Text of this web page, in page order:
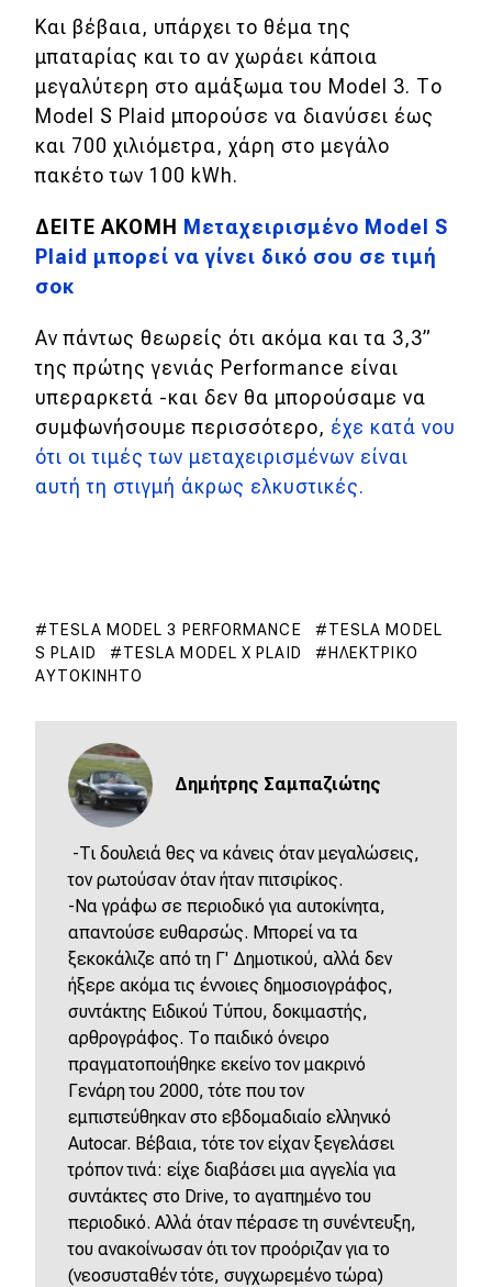
Και βέβαια, υπάρχει το θέμα της
μπαταρίας και το αν χωράει κάποια
μεγαλύτερη στο αμάξωμα του Model 3. Το
Model S Plaid μπορούσε να διανύσει έως
και 700 χιλιόμετρα, χάρη στο μεγάλο
πακέτο των 100 kWh.
ΔΕΙΤΕ ΑΚΟΜΗ
Μεταχειρισμένο Model S
Plaid μπορεί να γίνει δικό σου σε τιμή
σοκ
Αν πάντως θεωρείς ότι ακόμα και τα 3,3”
της πρώτης γενιάς Performance είναι
υπεραρκετά -και δεν θα μπορούσαμε να
συμφωνήσουμε περισσότερο, έχε κατά νου
ότι οι τιμές των μεταχειρισμένων είναι
αυτή τη στιγμή άκρως ελκυστικές.
TESLA MODEL 3 PERFORMANCE
TESLA MODEL
S PLAID
TESLA MODEL X PLAID
ΗΛΕΚΤΡΙΚΌ
ΑΥΤΟΚΊΝΗΤΟ
Δημήτρης Σαμπαζιώτης
-Τι δουλειά θες να κάνεις όταν μεγαλώσεις,
τον ρωτούσαν όταν ήταν πιτσιρίκος.
-Να γράφω σε περιοδικό για αυτοκίνητα,
απαντούσε ευθαρσώς. Μπορεί να τα
ξεκοκάλιζε από τη Γ' Δημοτικού, αλλά δεν
ήξερε ακόμα τις έννοιες δημοσιογράφος,
συντάκτης Ειδικού Τύπου, δοκιμαστής,
αρθρογράφος. Το παιδικό όνειρο
πραγματοποιήθηκε εκείνο τον μακρινό
Γενάρη του 2000, τότε που τον
εμπιστεύθηκαν στο εβδομαδιαίο ελληνικό
Autocar. Βέβαια, τότε τον είχαν ξεγελάσει
τρόπον τινά: είχε διαβάσει μια αγγελία για
συντάκτες στο Drive, το αγαπημένο του
περιοδικό. Αλλά όταν πέρασε τη συνέντευξη,
του ανακοίνωσαν ότι τον προόριζαν για το
(νεοσυσταθέν τότε, συγχωρεμένο τώρα)